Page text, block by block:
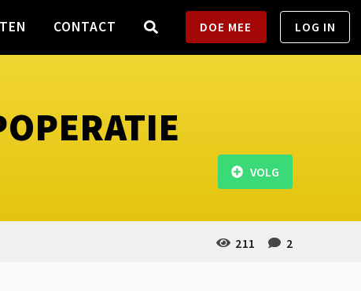
CONTACT DOE MEE LOG IN
211 2
VOLG